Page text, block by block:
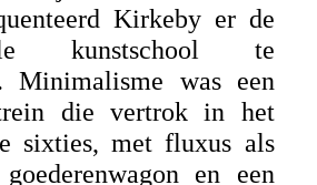
Kirkeby er de
kunstschool te
Minimalisme was een
die vertrok in het
sixties, met fluxus als
en een